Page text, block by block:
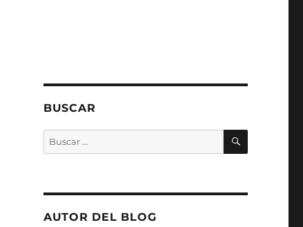
BUSCAR
Buscar
por:
BUSCAR
AUTOR DEL BLOG